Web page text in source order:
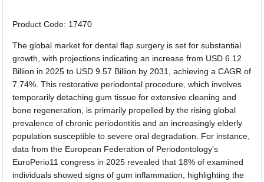
Product Code: 17470
The global market for dental flap surgery is set for substantial
growth, with projections indicating an increase from USD 6.12
Billion in 2025 to USD 9.57 Billion by 2031, achieving a CAGR of
7.74%. This restorative periodontal procedure, which involves
temporarily detaching gum tissue for extensive cleaning and
bone regeneration, is primarily propelled by the rising global
prevalence of chronic periodontitis and an increasingly elderly
population susceptible to severe oral degradation. For instance,
data from the European Federation of Periodontology's
EuroPerio11 congress in 2025 revealed that 18% of examined
individuals showed signs of gum inflammation, highlighting the